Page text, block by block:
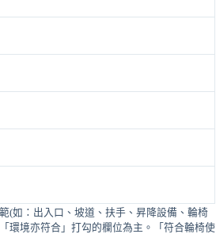
(如：出入口、坡道、扶手、昇降設備、輪椅
環境亦符合」打勾的欄位為主。「符合輪椅使